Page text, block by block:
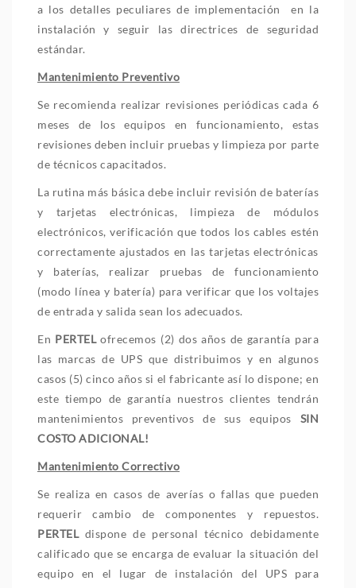
a los detalles peculiares de implementación en la
instalación y seguir las directrices de seguridad
estándar.
Mantenimiento Preventivo
Se recomienda realizar revisiones periódicas cada 6
meses de los equipos en funcionamiento, estas
revisiones deben incluir pruebas y limpieza por parte
de técnicos capacitados.
La rutina más básica debe incluir revisión de baterías
y tarjetas electrónicas, limpieza de módulos
electrónicos, verificación que todos los cables estén
correctamente ajustados en las tarjetas electrónicas
y baterías, realizar pruebas de funcionamiento
(modo línea y batería) para verificar que los voltajes
de entrada y salida sean los adecuados.
En PERTELofrecemos (2) dos años de garantía para
las marcas de UPS que distribuimos y en algunos
casos (5) cinco años si el fabricante así lo dispone; en
este tiempo de garantía nuestros clientes tendrán
mantenimientos preventivos de sus equipos SIN
COSTO ADICIONAL!
Mantenimiento Correctivo
Se realiza en casos de averías o fallas que pueden
requerir cambio de componentes y repuestos.
PERTELdispone de personal técnico debidamente
calificado que se encarga de evaluar la situación del
equipo en el lugar de instalación del UPS para